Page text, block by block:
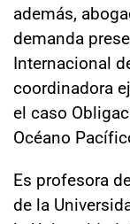
además,
demanda
Internacional
coordinadora
el caso
Océano
Es profesora
de la